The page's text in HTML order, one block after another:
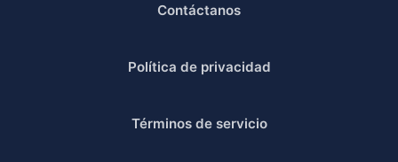
Contáctanos
Política de privacidad
Términos de servicio